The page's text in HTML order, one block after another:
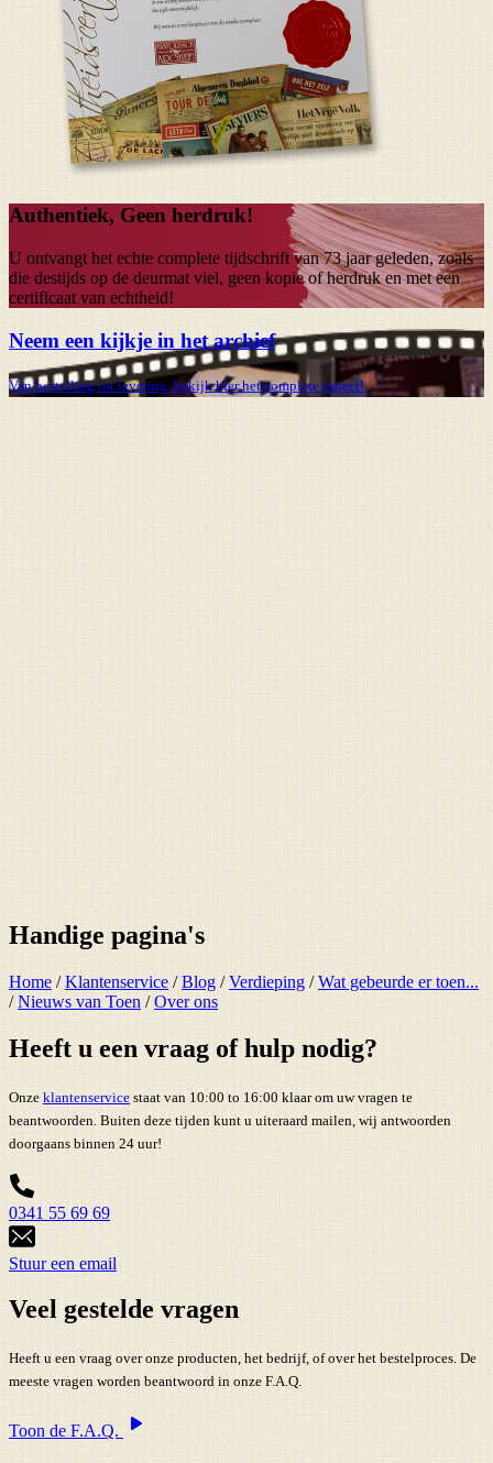
Authentiek, Geen herdruk!
U ontvangt het echte complete tijdschrift van73 jaargeleden, zoals
die destijds op de deurmat viel, geen kopie of herdruk en met een
certificaat van echtheid!
Neem een kijkje in het archief
Van bestelling tot levering, bekijk hier het complete traject!
Handige pagina's
Home /Klantenservice /Blog /Verdieping /Wat gebeurde er toen...
/Nieuws van Toen /Over ons
Heeft u een vraag of hulp nodig?
Onze klantenservice staat van 10:00 to 16:00 klaar om uw vragen te
beantwoorden. Buiten deze tijden kunt u uiteraard mailen, wij antwoorden
doorgaans binnen 24 uur!
0341 55 69 69
Stuur een email
Veel gestelde vragen
Heeft u een vraag over onze producten, het bedrijf, of over het bestelproces. De
meeste vragen worden beantwoord in onze F.A.Q.
Toon de F.A.Q.